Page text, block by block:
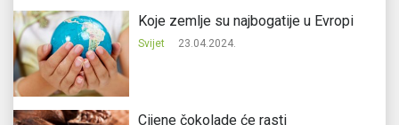
Koje zemlje su najbogatije u Evropi
Svijet 23.04.2024.
Cijene čokolade će rasti